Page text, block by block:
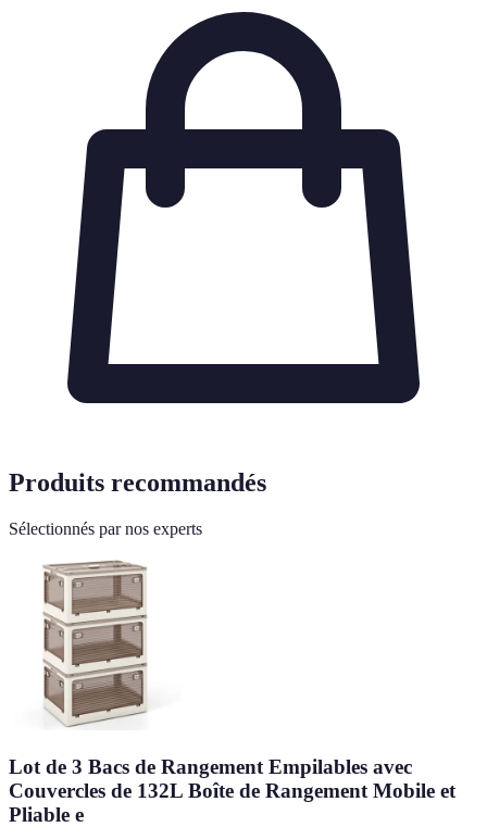
Produits recommandés
Sélectionnés par nos experts
Lot de 3 Bacs de Rangement Empilables avec
Couvercles de 132L Boîte de Rangement Mobile et
Pliable e